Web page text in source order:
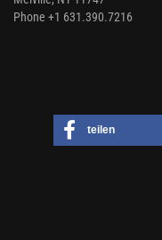
Phone +1 631.390.7216
teilen